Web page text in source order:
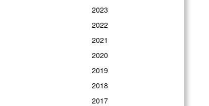
2023
2022
2021
2020
2019
2018
2017